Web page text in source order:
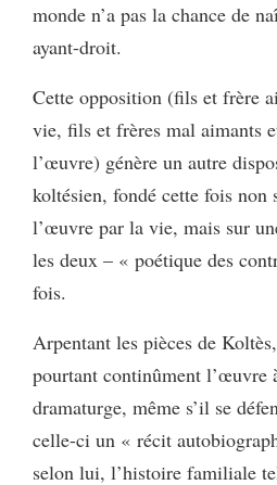
monde n’a pas la chance de
ayant-droit.
Cette opposition (fils et frère
vie, fils et frères mal aimants
l’œuvre) génère un autre
koltésien, fondé cette fois non
l’œuvre par la vie, mais sur
les deux – « poétique des
fois.
Arpentant les pièces de
pourtant continûment l’œuvre
dramaturge, même s’il se
celle-ci un « récit
selon lui, l’histoire familiale